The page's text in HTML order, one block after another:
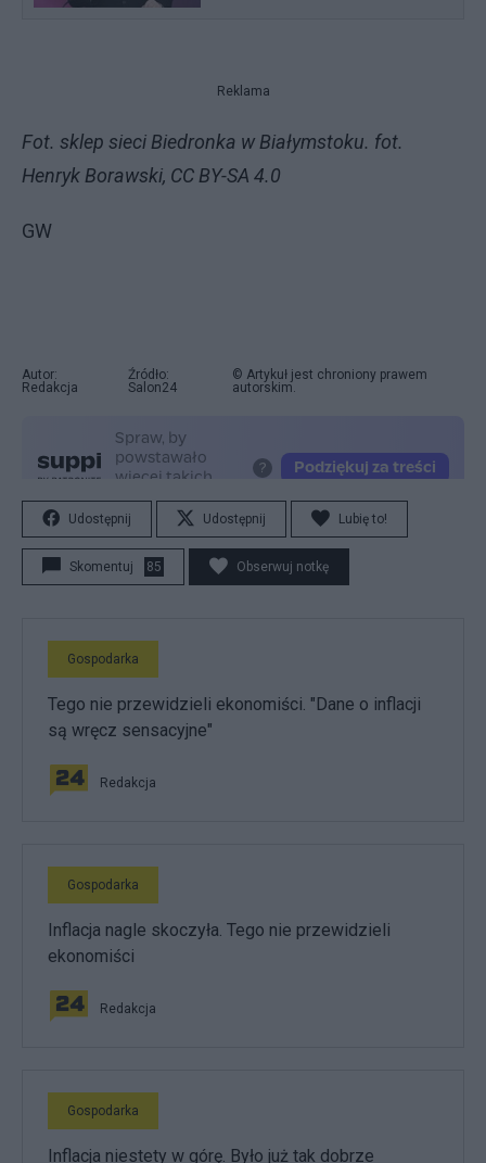
Reklama
Fot. sklep sieci Biedronka w Białymstoku. fot.
Henryk Borawski, CC BY-SA 4.0
GW
Autor:
Redakcja
Źródło:
Salon24
© Artykuł jest chroniony prawem
autorskim.
Udostępnij Udostępnij Lubię to!
Skomentuj 85 Obserwuj notkę
Gospodarka
Tego nie przewidzieli ekonomiści. "Dane o inflacji
są wręcz sensacyjne"
Redakcja
Gospodarka
Inflacja nagle skoczyła. Tego nie przewidzieli
ekonomiści
Redakcja
Gospodarka
Inflacja niestety w górę. Było już tak dobrze